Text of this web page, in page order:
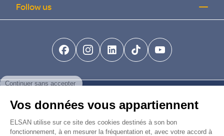
Continuer sans accepter
Vos données vous appartiennent
ELSAN utilise sur ce site des cookies destinés à son bon
fonctionnement, à en mesurer la fréquentation et, avec votre accord à
Follow us
facebook-brands
instagramlinkedin-brands
tiktok-brands
youtube
Join us